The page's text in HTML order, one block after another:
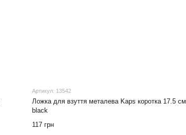
Артикул: 13542
Ложка для взуття металева Kaps коротка 17.5 см,
black
117 грн